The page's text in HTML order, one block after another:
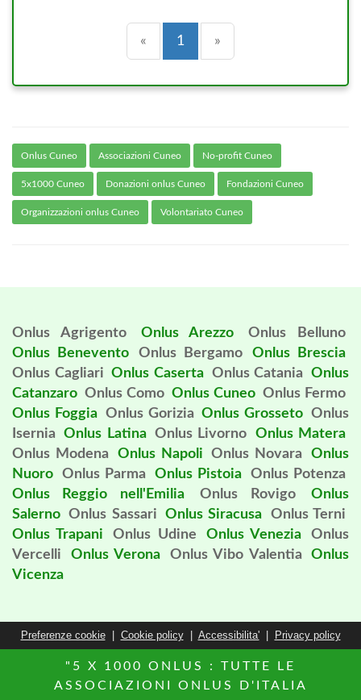
« Precedente
1 (current)
»
Onlus Cuneo Associazioni Cuneo No-profit Cuneo
5x1000 Cuneo Donazioni onlus Cuneo Fondazioni Cuneo
Organizzazioni onlus Cuneo Volontariato Cuneo
Onlus Agrigento Onlus Arezzo
Onlus Belluno
Onlus Benevento
Onlus Bergamo
Onlus Brescia
Onlus Cagliari Onlus Caserta Onlus Catania
Onlus
Catanzaro Onlus Como Onlus Cuneo Onlus Fermo
Onlus Foggia Onlus Gorizia Onlus Grosseto Onlus
Isernia
Onlus Latina Onlus Livorno
Onlus Matera
Onlus Modena
Onlus Napoli Onlus Novara
Onlus
Nuoro
Onlus Parma Onlus Pistoia
Onlus Potenza
Onlus Reggio nell'Emilia
Onlus Rovigo
Onlus
Salerno Onlus Sassari Onlus Siracusa
Onlus Terni
Onlus Trapani
Onlus Udine Onlus Venezia
Onlus
Vercelli
Onlus Verona Onlus Vibo Valentia
Onlus
Vicenza
Preferenze cookie| Cookie policy| Accessibilita'| Privacy policy
"5 X 1000 ONLUS : TUTTE LE
ASSOCIAZIONI ONLUS D'ITALIA